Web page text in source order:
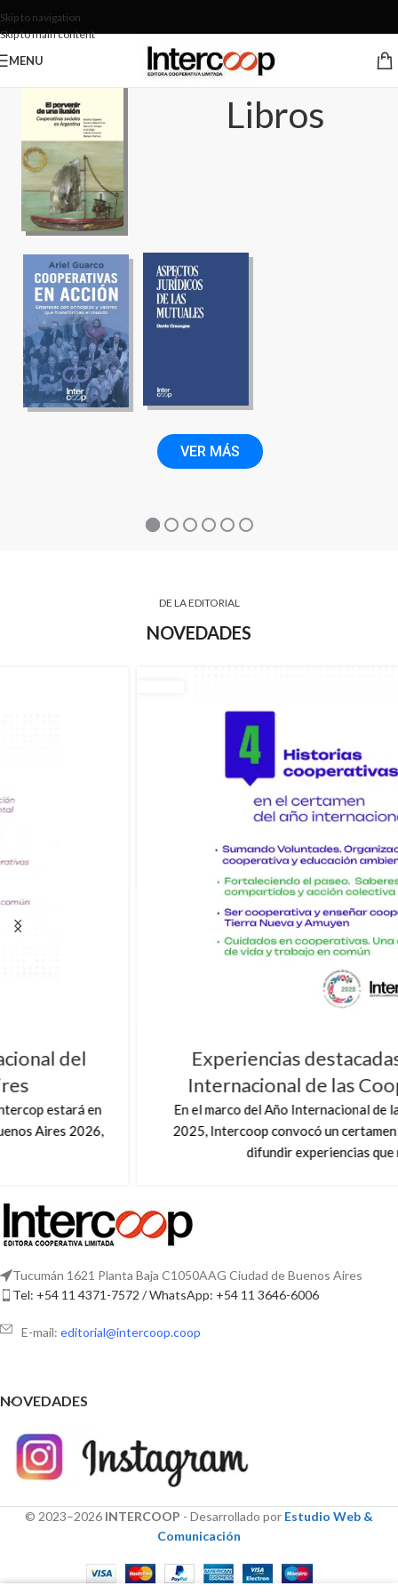
Skip to navigation
Skip to main content
MENU
VER MÁS
Libros
DE LA EDITORIAL
NOVEDADES
Experiencias destacadas del Año
Internacional de las Cooperativas
En el marco del Año Internacional de las Cooperativas
2025, Intercoop convocó un certamen para recopilar y
difundir experiencias que re...
Tucumán 1621 Planta Baja C1050AAG Ciudad de Buenos Aires
Tel: +54 11 4371-7572 / WhatsApp: +54 11 3646-6006
E-mail: editorial@intercoop.coop
NOVEDADES
© 2023–2026 INTERCOOP - Desarrollado por Estudio Web &
Comunicación